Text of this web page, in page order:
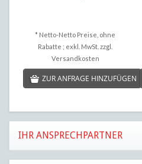
* Netto-Netto Preise, ohne
Rabatte ; exkl. MwSt. zzgl.
Versandkosten
ZUR ANFRAGE HINZUFÜGEN
IHR ANSPRECHPARTNER